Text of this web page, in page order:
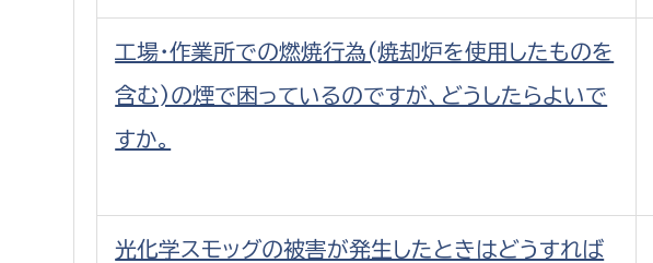
工場・作業所での燃焼行為(焼却炉を使用したものを
含む)の煙で困っているのですが、どうしたらよいで
すか。
光化学スモッグの被害が発生したときはどうすれば